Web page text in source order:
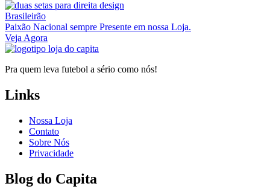
Brasileirão
Paixão Nacional sempre Presente em nossa Loja.
Veja Agora
Pra quem leva futebol a sério como nós!
Links
Nossa Loja
Contato
Sobre Nós
Privacidade
Blog do Capita